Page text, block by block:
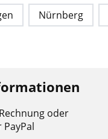
Nürnberg
oder
PayPal